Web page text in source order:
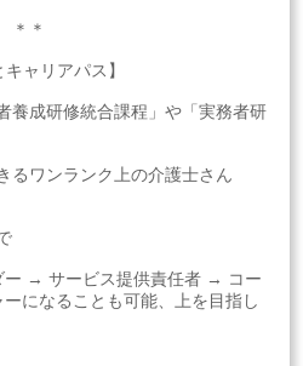
＊＊
ャリアパス】
養成研修統合課程」や「実務者研
るワンランク上の介護士さん
ー → サービス提供責任者 → コー
になることも可能、上を目指し